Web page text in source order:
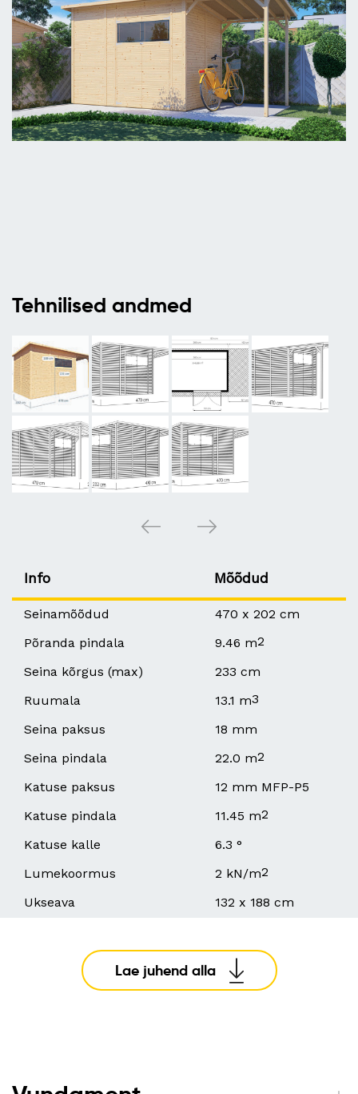
Tehnilised andmed
Info Mõõdud
Seinamõõdud
470 x 202 cm
Põranda pindala
9.46 m2
Seina kõrgus (max)
233 cm
Ruumala
13.1 m3
Seina paksus
18 mm
Seina pindala
22.0 m2
Katuse paksus
12 mm MFP-P5
Katuse pindala
11.45 m2
Katuse kalle
6.3 °
Lumekoormus
2 kN/m2
Ukseava
132 x 188 cm
Lae juhend alla